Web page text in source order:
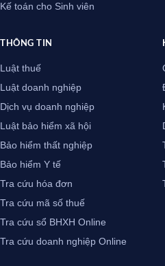
Kế toán cho Sinh viên
THÔNG TIN
Luật thuế
Luật doanh nghiệp
Dịch vụ doanh nghiệp
Luật bảo hiểm xã hội
Bảo hiểm thất nghiệp
Bảo hiểm Y tế
Tra cứu hóa đơn
Tra cứu mã số thuế
Tra cứu sổ BHXH Online
Tra cứu doanh nghiệp Online